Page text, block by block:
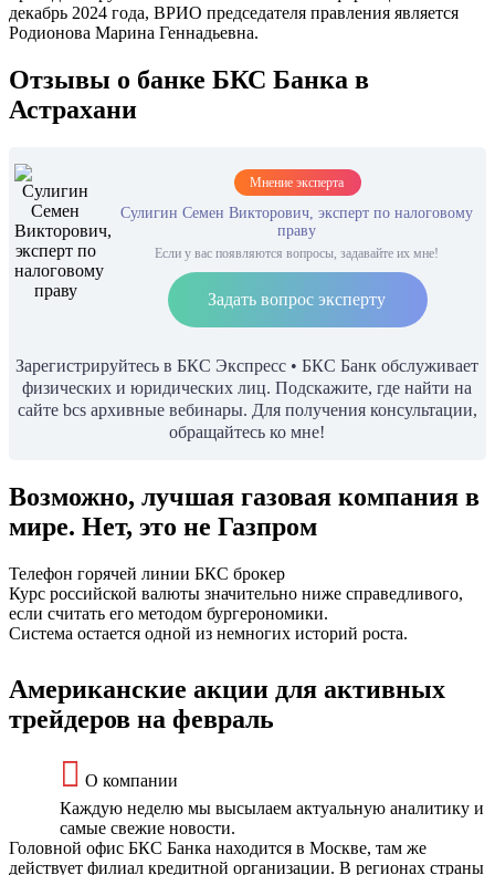
декабрь 2024 года, ВРИО председателя правления является
Родионова Марина Геннадьевна.
Отзывы о банке БКС Банка в
Астрахани
Мнение эксперта
Сулигин Семен Викторович, эксперт по налоговому
праву
Если у вас появляются вопросы, задавайте их мне!
Задать вопрос эксперту
Зарегистрируйтесь в БКС Экспресс • БКС Банк обслуживает
физических и юридических лиц. Подскажите, где найти на
сайте bcs архивные вебинары. Для получения консультации,
обращайтесь ко мне!
Возможно, лучшая газовая компания в
мире. Нет, это не Газпром
Телефон горячей линии БКС брокер
Курс российской валюты значительно ниже справедливого,
если считать его методом бургерономики.
Система остается одной из немногих историй роста.
Американские акции для активных
трейдеров на февраль
О компании
Каждую неделю мы высылаем актуальную аналитику и
самые свежие новости.
Головной офис БКС Банка находится в Москве, там же
действует филиал кредитной организации. В регионах страны